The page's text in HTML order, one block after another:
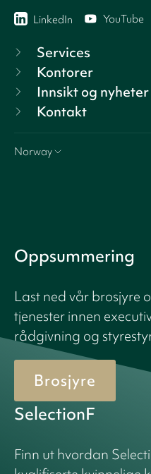
LinkedIn YouTube
Services
Kontorer
Innsikt og nyheter
Kontakt
Norway
Oppsummering
Last ned vår brosjyre
tjenester innen
rådgivning og
Brosjyre
SelectionF
Finn ut hvordan